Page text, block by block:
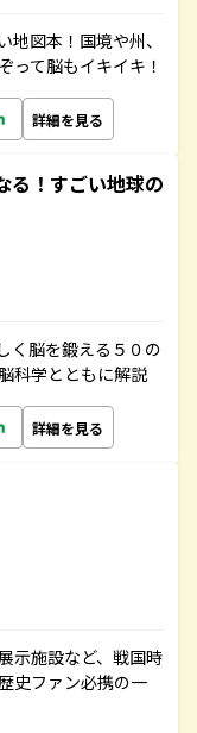
図本！国境や州、
って脳もイキイキ！
詳細を見る
る！すごい地球の
く脳を鍛える５０の
科学とともに解説
詳細を見る
示施設など、戦国時
史ファン必携の一